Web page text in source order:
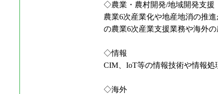
◇農業・農村開発/地域開発支援
農業6次産業化や地産地消の推
の農業6次産業支援業務や海外
◇情報
CIM、IoT等の情報技術や情報
◇海外